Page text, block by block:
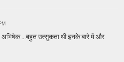
अभिषेक ...बहुत उत्सुकता थी इनके बारे में और